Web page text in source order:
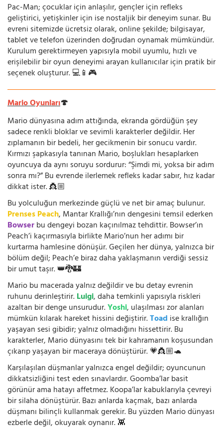
Pac-Man; çocuklar için anlaşılır, gençler için refleks
geliştirici, yetişkinler için ise nostaljik bir deneyim sunar. Bu
evreni sitemizde ücretsiz olarak, online şekilde; bilgisayar,
tablet ve telefon üzerinden doğrudan oynamak mümkündür.
Kurulum gerektirmeyen yapısıyla mobil uyumlu, hızlı ve
erişilebilir bir oyun deneyimi arayan kullanıcılar için pratik bir
seçenek oluşturur. 💻📱🎮
Mario Oyunları🍄
Mario dünyasına adım attığında, ekranda gördüğün şey
sadece renkli bloklar ve sevimli karakterler değildir. Her
zıplamanın bir bedeli, her gecikmenin bir sonucu vardır.
Kırmızı şapkasıyla tanınan Mario, boşlukları hesaplarken
oyuncuya da aynı soruyu sordurur: “Şimdi mi, yoksa bir adım
sonra mı?” Bu evrende ilerlemek refleks kadar sabır, hız kadar
dikkat ister. 👸🏼
Bu yolculuğun merkezinde güçlü ve net bir amaç bulunur.
Prenses Peach, Mantar Krallığı’nın dengesini temsil ederken
Bowserbu dengeyi bozan kaçınılmaz tehdittir. Bowser’ın
Peach’i kaçırmasıyla birlikte Mario’nun her adımı bir
kurtarma hamlesine dönüşür. Geçilen her dünya, yalnızca bir
bölüm değil; Peach’e biraz daha yaklaşmanın verdiği sessiz
bir umut taşır. 👑🐉🏰
Mario bu macerada yalnız değildir ve bu detay evrenin
ruhunu derinleştirir.Luigi, daha temkinli yapısıyla riskleri
azaltan bir denge unsurudur.Yoshi, ulaşılması zor alanları
mümkün kılarak hareket hissini değiştirir.Toad ise krallığın
yaşayan sesi gibidir; yalnız olmadığını hissettirir. Bu
karakterler, Mario dünyasını tek bir kahramanın koşusundan
çıkarıp yaşayan bir maceraya dönüştürür. 💗👸🏼🐢
Karşılaşılan düşmanlar yalnızca engel değildir; oyuncunun
dikkatsizliğini test eden sınavlardır. Goomba’lar basit
görünür ama hatayı affetmez. Koopa’lar kabuklarıyla çevreyi
bir silaha dönüştürür. Bazı anlarda kaçmak, bazı anlarda
düşmanı bilinçli kullanmak gerekir. Bu yüzden Mario dünyası
ezberle değil, okuyarak oynanır. 👾